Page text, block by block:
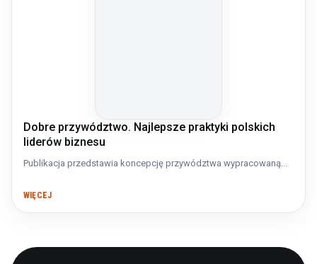
Dobre przywództwo. Najlepsze praktyki polskich
liderów biznesu
Publikacja przedstawia koncepcję przywództwa wypracowaną...
WIĘCEJ